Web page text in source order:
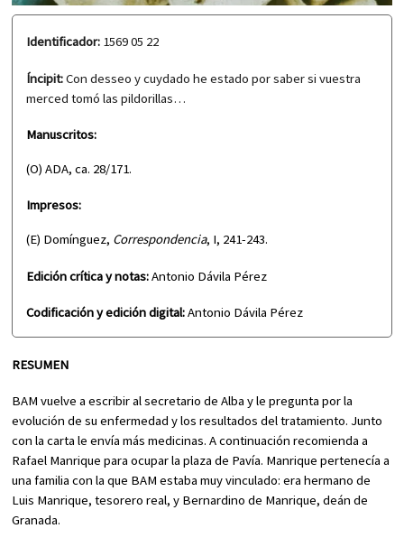
Identificador: 1569 05 22
Íncipit:Con desseo y cuydado he estado por saber si vuestra
merced tomó las pildorillas…
Manuscritos:
(O) ADA, ca. 28/171.
Impresos:
(E) Domínguez, Correspondencia, I, 241-243.
Edición crítica y notas:Antonio Dávila Pérez
Codificación y edición digital:Antonio Dávila Pérez
RESUMEN
BAM vuelve a escribir al secretario de Alba y le pregunta por la
evolución de su enfermedad y los resultados del tratamiento. Junto
con la carta le envía más medicinas. A continuación recomienda a
Rafael Manrique para ocupar la plaza de Pavía. Manrique pertenecía a
una familia con la que BAM estaba muy vinculado: era hermano de
Luis Manrique, tesorero real, y Bernardino de Manrique, deán de
Granada.